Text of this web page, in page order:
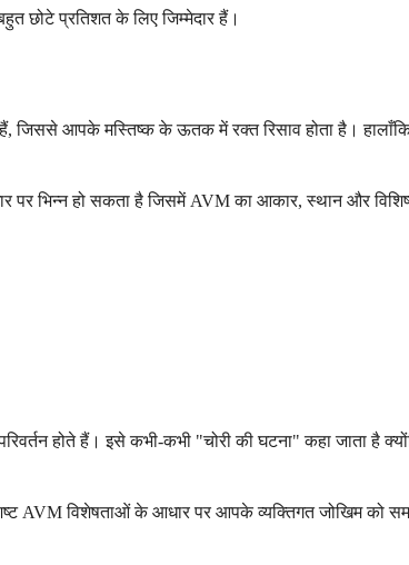
छोटे प्रतिशत के लिए जिम्मेदार हैं।
जिससे आपके मस्तिष्क के ऊतक में रक्त रिसाव होता है।
भिन्न हो सकता है जिसमें AVM का आकार, स्थान और
होते हैं। इसे कभी-कभी "चोरी की घटना" कहा जाता है
AVM विशेषताओं के आधार पर आपके व्यक्तिगत जोखिम